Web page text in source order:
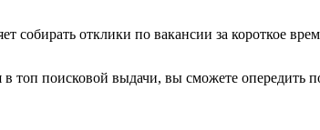
собирать отклики по вакансии за короткое
топ поисковой выдачи, вы сможете опередить